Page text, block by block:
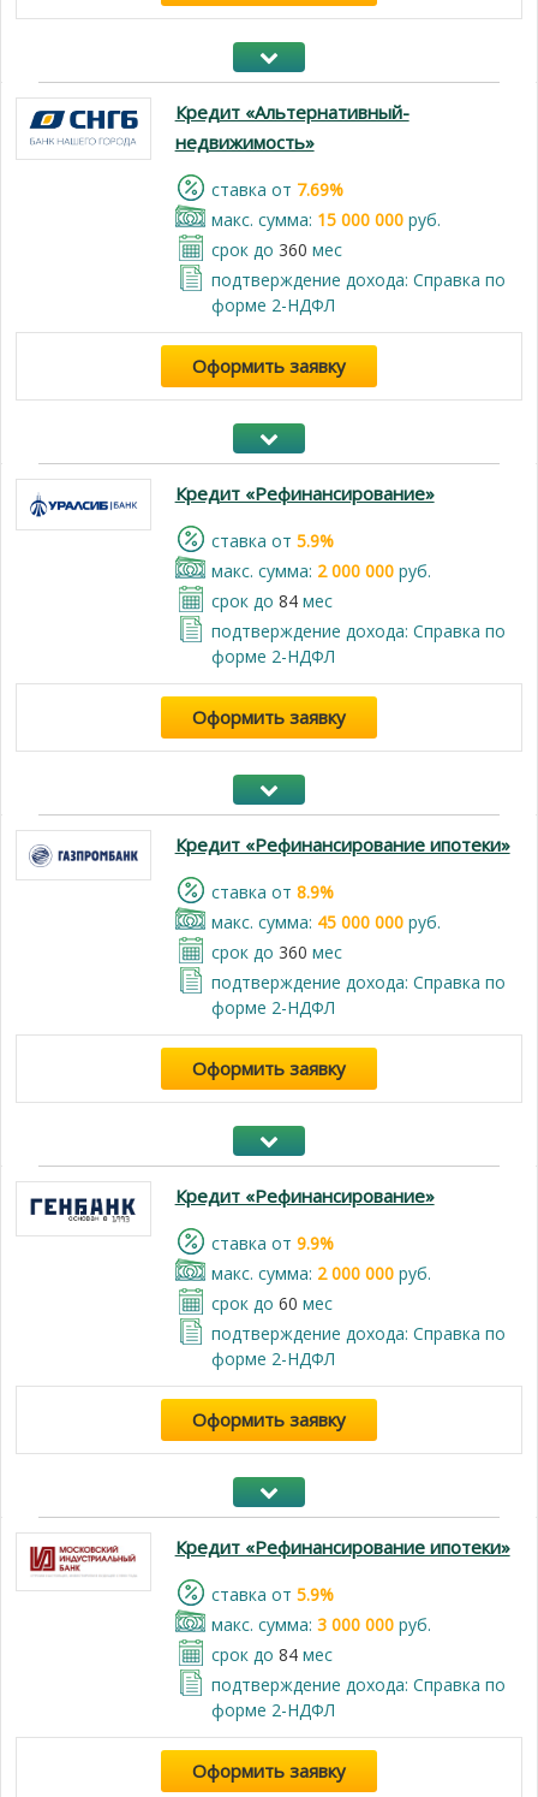
Кредит «Альтернативный-
недвижимость»
cтавка от 7.69%
макс. сумма: 15 000 000руб.
срок до 360 мес
подтверждение дохода: Справка по
форме 2-НДФЛ
Оформить заявку
Кредит «Рефинансирование»
cтавка от 5.9%
макс. сумма: 2 000 000руб.
срок до 84мес
подтверждение дохода: Справка по
форме 2-НДФЛ
Оформить заявку
Кредит «Рефинансирование ипотеки»
cтавка от 8.9%
макс. сумма: 45 000 000руб.
срок до 360 мес
подтверждение дохода: Справка по
форме 2-НДФЛ
Оформить заявку
Кредит «Рефинансирование»
cтавка от 9.9%
макс. сумма: 2 000 000руб.
срок до 60 мес
подтверждение дохода: Справка по
форме 2-НДФЛ
Оформить заявку
Кредит «Рефинансирование ипотеки»
cтавка от 5.9%
макс. сумма: 3 000 000руб.
срок до 84мес
подтверждение дохода: Справка по
форме 2-НДФЛ
Оформить заявку